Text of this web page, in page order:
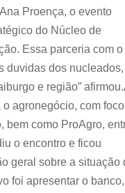
Proença, o evento
do Núcleo de
Essa parceria com o
duvidas dos nucleados,
e região”
agronegócio, com foco
bem como ProAgro,
o encontro e ficou
geral sobre a situação
foi apresentar o banco,